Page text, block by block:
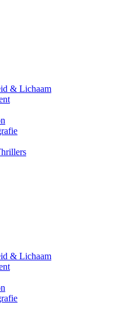
& Lichaam
& Lichaam